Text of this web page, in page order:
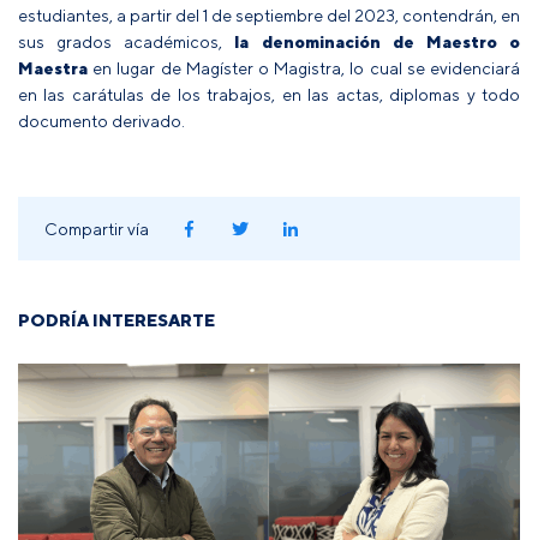
estudiantes, a partir del 1 de septiembre del 2023, contendrán, en
sus grados académicos, la denominación de Maestro o
Maestra en lugar de Magíster o Magistra, lo cual se evidenciará
en las carátulas de los trabajos, en las actas, diplomas y todo
documento derivado.
Compartir vía
PODRÍA INTERESARTE